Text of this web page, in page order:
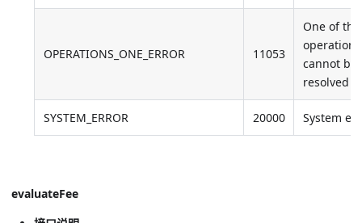
OPERATIONS_ONE_ERROR 11053
One of the
operations
cannot be
resolved
SYSTEM_ERROR 20000 System
evaluateFee